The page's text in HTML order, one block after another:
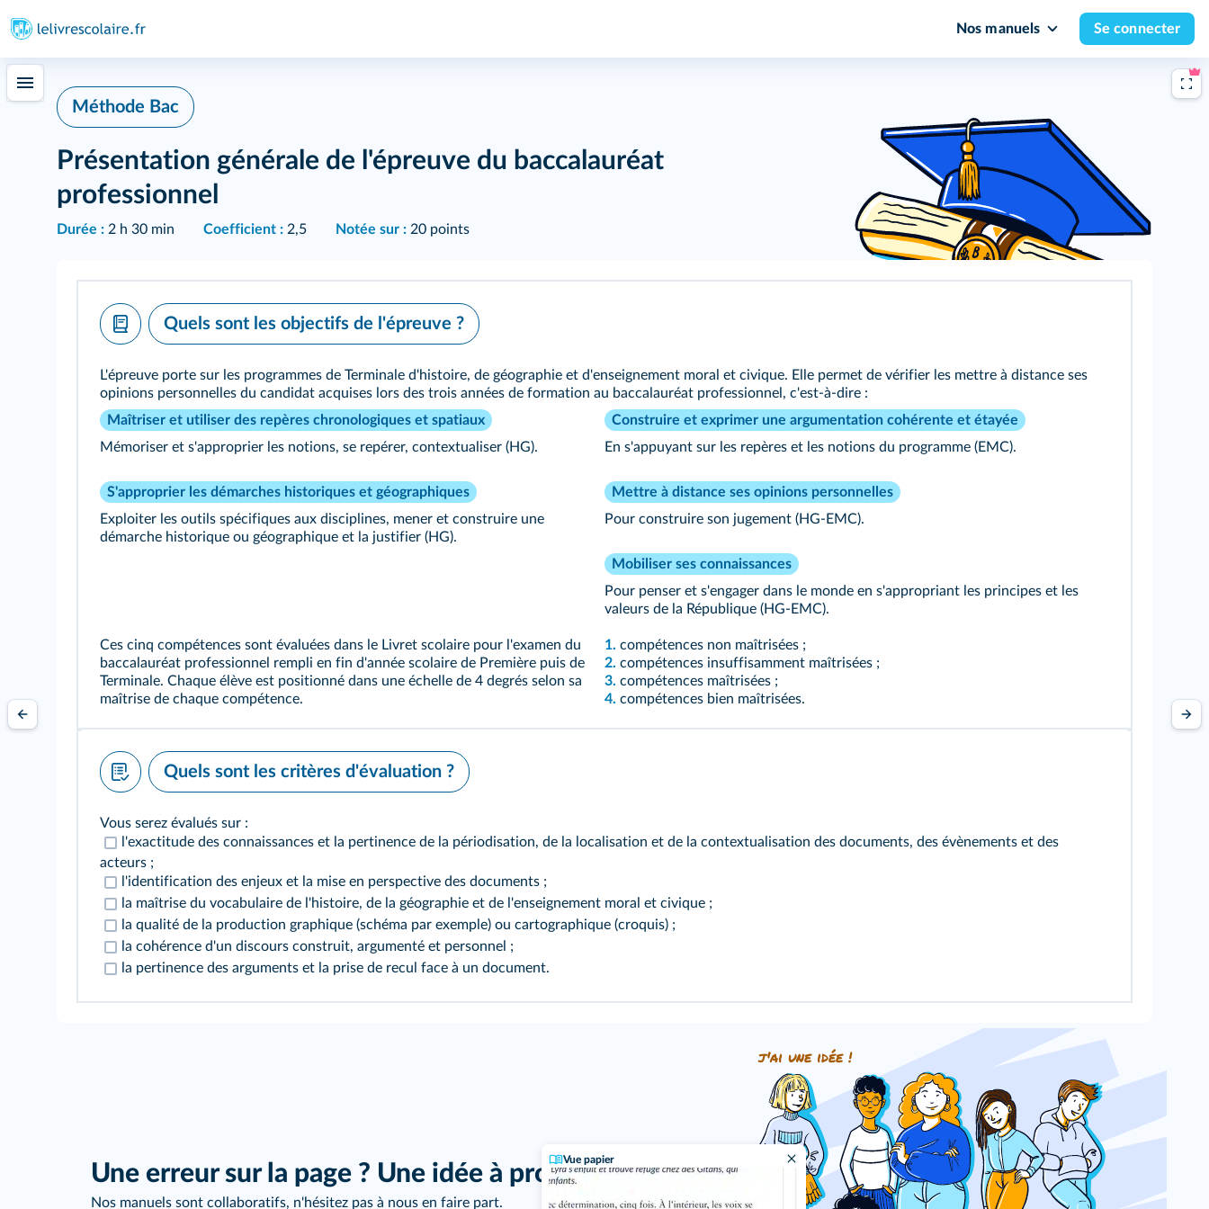
Nos manuels Se connecter
Vue papier
Méthode Bac
Présentation générale de l'épreuve du baccalauréat
professionnel
Durée : 2 h 30 min Coefficient : 2,5 Notée sur : 20 points
Quels sont les objectifs de l'épreuve ?
L'épreuve porte sur les programmes de Terminale d'histoire, de géographie et d'enseignement moral et civique. Elle permet de vérifier les mettre à distance ses
opinions personnelles du candidat acquises lors des trois années de formation au baccalauréat professionnel, c'est-à-dire :
Maîtriser et utiliser des repères chronologiques et spatiaux
Mémoriser et s'approprier les notions, se repérer, contextualiser (HG).
S'approprier les démarches historiques et géographiques
Exploiter les outils spécifiques aux disciplines, mener et construire une
démarche historique ou géographique et la justifier (HG).
Construire et exprimer une argumentation cohérente et étayée
En s'appuyant sur les repères et les notions du programme (EMC).
Mettre à distance ses opinions personnelles
Pour construire son jugement (HG-EMC).
Mobiliser ses connaissances
Pour penser et s'engager dans le monde en s'appropriant les principes et les
valeurs de la République (HG-EMC).
Ces cinq compétences sont évaluées dans le Livret scolaire pour l'examen du
baccalauréat professionnel rempli en fin d'année scolaire de Première puis de
Terminale. Chaque élève est positionné dans une échelle de 4 degrés selon sa
maîtrise de chaque compétence.
1. compétences non maîtrisées ;
2. compétences insuffisamment maîtrisées ;
3. compétences maîtrisées ;
4. compétences bien maîtrisées.
Quels sont les critères d'évaluation ?
Vous serez évalués sur :
l'exactitude des connaissances et la pertinence de la périodisation, de la localisation et de la contextualisation des documents, des évènements et des
acteurs ;
l'identification des enjeux et la mise en perspective des documents ;
la maîtrise du vocabulaire de l'histoire, de la géographie et de l'enseignement moral et civique ;
la qualité de la production graphique (schéma par exemple) ou cartographique (croquis) ;
la cohérence d'un discours construit, argumenté et personnel ;
la pertinence des arguments et la prise de recul face à un document.
Une erreur sur la page ? Une idée à proposer ?
Nos manuels sont collaboratifs, n'hésitez pas à nous en faire part.
j'ai une idée !